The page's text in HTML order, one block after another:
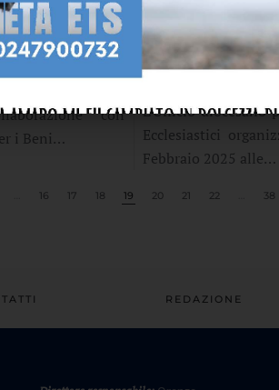
DI
3D DAI
con
i Beni…
LE TELE
L'Ufficio diocesano
Ecclesiastici
Febbraio 2025 alle…
16 17 18 19 20 21 22 38
REDAZIONE